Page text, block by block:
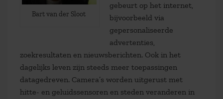
Bart van der Sloot
gebeurt op het internet,
bijvoorbeeld via
gepersonaliseerde
advertenties,
zoekresultaten en nieuwsberichten. Ook in het
dagelijks leven zijn steeds meer toepassingen
datagedreven. Camera’s worden uitgerust met
hitte- en geluidssensoren en steden veranderen in